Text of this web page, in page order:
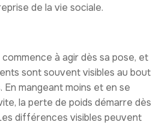
de la vie sociale.
commence à agir dès sa pose, et
sont souvent visibles au bout
En mangeant moins et en se
la perte de poids démarre dès
différences visibles peuvent